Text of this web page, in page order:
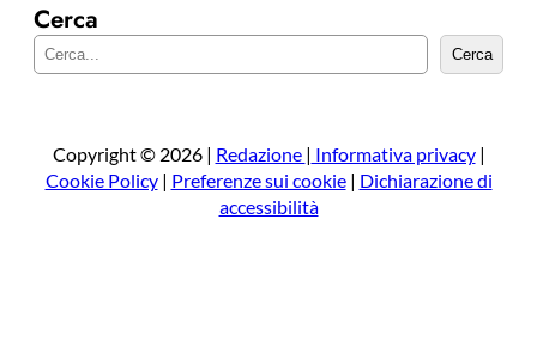
Cerca
e
a
Cerca
Copyright © 2026 | Redazione | Informativa privacy|
Cookie Policy| Preferenze sui cookie| Dichiarazione di
accessibilità